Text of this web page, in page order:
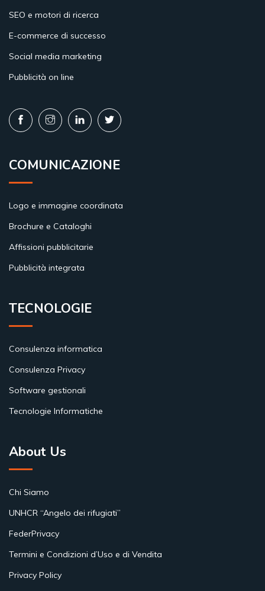
SEO e motori di ricerca
E-commerce di successo
Social media marketing
Pubblicità on line
COMUNICAZIONE
Logo e immagine coordinata
Brochure e Cataloghi
Affissioni pubblicitarie
Pubblicità integrata
TECNOLOGIE
Consulenza informatica
Consulenza Privacy
Software gestionali
Tecnologie Informatiche
About Us
Chi Siamo
UNHCR “Angelo dei rifugiati”
FederPrivacy
Termini e Condizioni d’Uso e di Vendita
Privacy Policy